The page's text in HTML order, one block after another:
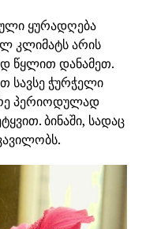
ყურადღება
კლიმატს არის
წყლით დანამეთ.
სავსე ჭურჭელი
პერიოდულად
ბინაში, სადაც